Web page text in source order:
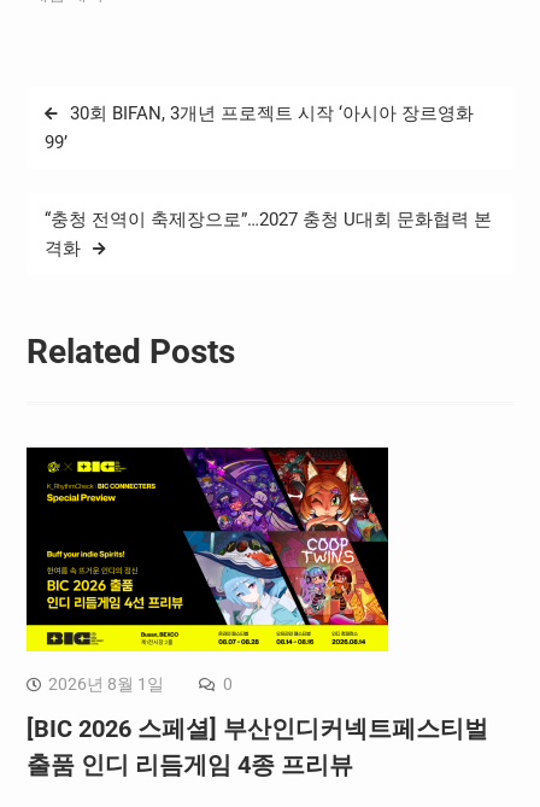
글
탐
30회 BIFAN, 3개년 프로젝트 시작 ‘아시아 장르영화
99’
“충청 전역이 축제장으로”…2027 충청 U대회 문화협력 본
격화
Related Posts
2026년 8월 1일 0
[BIC 2026 스페셜] 부산인디커넥트페스티벌
출품 인디 리듬게임 4종 프리뷰